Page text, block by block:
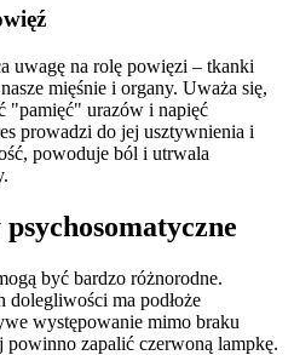
uwagę na rolę powięzi – tkanki
mięśnie i organy. Uważa się,
"pamięć" urazów i napięć
prowadzi do jej usztywnienia i
powoduje ból i utrwala
być bardzo różnorodne.
dolegliwości ma podłoże
występowanie mimo braku
zapalić czerwoną lampkę.